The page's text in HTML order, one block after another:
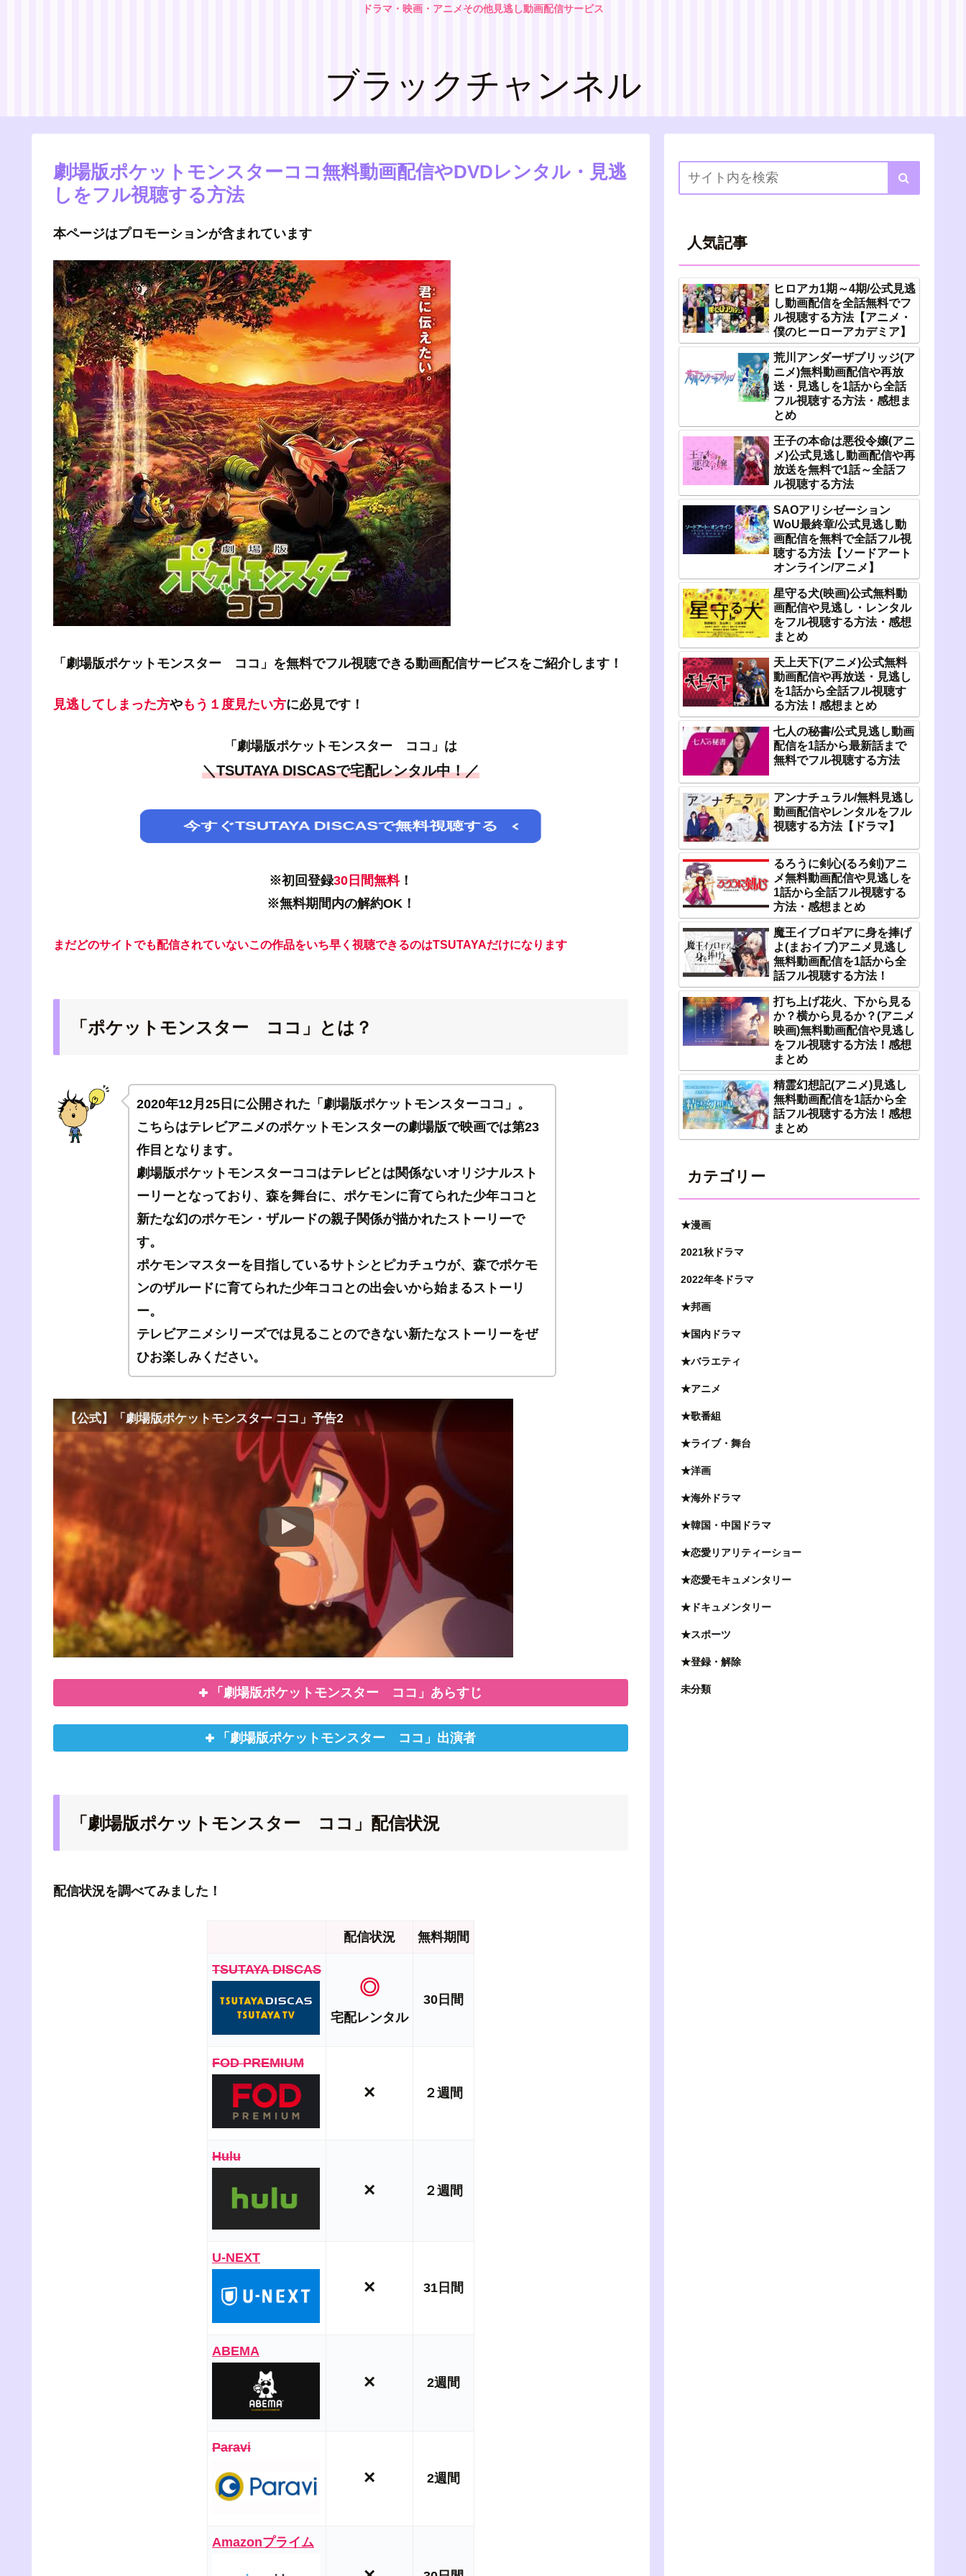
ドラマ・映画・アニメその他見逃し動画配信サービス
ブラックチャンネル
劇場版ポケットモンスターココ無料動画配信やDVDレンタル・見逃
しをフル視聴する方法
本ページはプロモーションが含まれています
「劇場版ポケットモンスター ココ」を無料でフル視聴できる動画配信サービスをご紹介します！
見逃してしまった方やもう１度見たい方に必見です！
「劇場版ポケットモンスター ココ」は
＼TSUTAYA DISCASで宅配レンタル中！／
今すぐTSUTAYA DISCASで無料視聴する
※初回登録30日間無料！
※無料期間内の解約OK！
まだどのサイトでも配信されていないこの作品をいち早く視聴できるのはTSUTAYAだけになります
「ポケットモンスター ココ」とは？
2020年12月25日に公開された「劇場版ポケットモンスターココ」。
こちらはテレビアニメのポケットモンスターの劇場版で映画では第23
作目となります。
劇場版ポケットモンスターココはテレビとは関係ないオリジナルスト
ーリーとなっており、森を舞台に、ポケモンに育てられた少年ココと
新たな幻のポケモン・ザルードの親子関係が描かれたストーリーで
す。
ポケモンマスターを目指しているサトシとピカチュウが、森でポケモ
ンのザルードに育てられた少年ココとの出会いから始まるストーリ
ー。
テレビアニメシリーズでは見ることのできない新たなストーリーをぜ
ひお楽しみください。
【公式】「劇場版ポケットモンスター ココ」予告2
「劇場版ポケットモンスター ココ」あらすじ
「劇場版ポケットモンスター ココ」出演者
「劇場版ポケットモンスター ココ」配信状況
配信状況を調べてみました！
配信状況 無料期間
TSUTAYA DISCAS
◎
宅配レンタル
30日間
FOD PREMIUM
× ２週間
Hulu
× ２週間
U-NEXT
× 31日間
ABEMA
× 2週間
Paravi
× 2週間
Amazonプライム
人気記事
ヒロアカ1期～4期/公式見逃
し動画配信を全話無料でフ
ル視聴する方法【アニメ・
僕のヒーローアカデミア】
荒川アンダーザブリッジ(ア
ニメ)無料動画配信や再放
送・見逃しを1話から全話
フル視聴する方法・感想ま
とめ
王子の本命は悪役令嬢(アニ
メ)公式見逃し動画配信や再
放送を無料で1話～全話フ
ル視聴する方法
SAOアリシゼーション
WoU最終章/公式見逃し動
画配信を無料で全話フル視
聴する方法【ソードアート
オンライン/アニメ】
星守る犬(映画)公式無料動
画配信や見逃し・レンタル
をフル視聴する方法・感想
まとめ
天上天下(アニメ)公式無料
動画配信や再放送・見逃し
を1話から全話フル視聴す
る方法！感想まとめ
七人の秘書/公式見逃し動画
配信を1話から最新話まで
無料でフル視聴する方法
アンナチュラル/無料見逃し
動画配信やレンタルをフル
視聴する方法【ドラマ】
るろうに剣心(るろ剣)アニ
メ無料動画配信や見逃しを
1話から全話フル視聴する
方法・感想まとめ
魔王イブロギアに身を捧げ
よ(まおイブ)アニメ見逃し
無料動画配信を1話から全
話フル視聴する方法！
打ち上げ花火、下から見る
か？横から見るか？(アニメ
映画)無料動画配信や見逃し
をフル視聴する方法！感想
まとめ
精霊幻想記(アニメ)見逃し
無料動画配信を1話から全
話フル視聴する方法！感想
まとめ
カテゴリー
★漫画
2021秋ドラマ
2022年冬ドラマ
★邦画
★国内ドラマ
★バラエティ
★アニメ
★歌番組
★ライブ・舞台
★洋画
★海外ドラマ
★韓国・中国ドラマ
★恋愛リアリティーショー
★恋愛モキュメンタリー
★ドキュメンタリー
★スポーツ
★登録・解除
未分類